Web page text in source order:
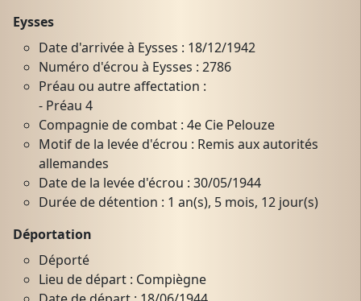
Eysses
Date d'arrivée à Eysses : 18/12/1942
Numéro d'écrou à Eysses : 2786
Préau ou autre affectation :
- Préau 4
Compagnie de combat : 4e Cie Pelouze
Motif de la levée d'écrou : Remis aux autorités
allemandes
Date de la levée d'écrou : 30/05/1944
Durée de détention : 1 an(s), 5 mois, 12 jour(s)
Déportation
Déporté
Lieu de départ : Compiègne